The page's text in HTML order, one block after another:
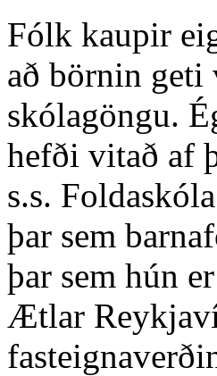
Fólk kaupir
að börnin geti
skólagöngu.
hefði vitað af
s.s.
þar sem
þar sem hún
Ætlar